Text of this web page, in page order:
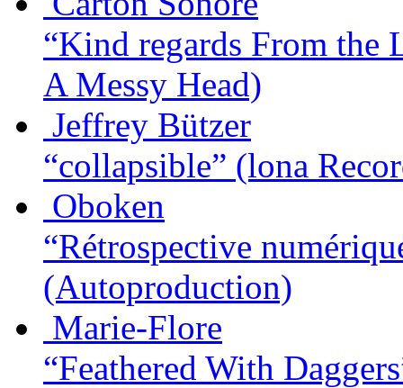
“Kind regards From the
A Messy Head)
Jeffrey Bützer
“collapsible” (lona
Oboken
“Rétrospective
(Autoproduction)
Marie-Flore
“Feathered With